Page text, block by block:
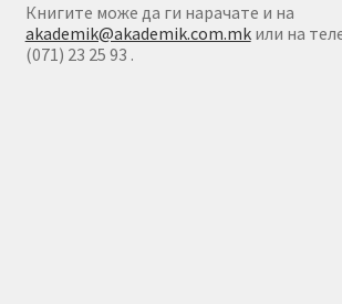
Книгите може да ги нарачате и на
akademik@akademik.com.mkили на
(071) 23 25 93 .